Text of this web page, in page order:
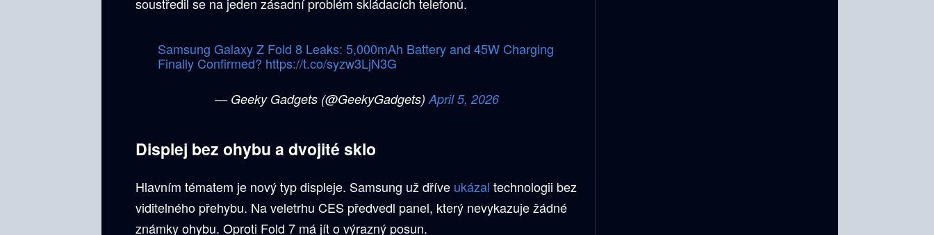
Samsung Galaxy Z Fold 8 Leaks: 5,000mAh Battery and 45W Charging
Finally Confirmed? https://t.co/syzw3LjN3G
— Geeky Gadgets (@GeekyGadgets)April 5, 2026
Displej bez ohybu a dvojité sklo
Hlavním tématem je nový typ displeje. Samsung už dříve ukázal technologii bez
viditelného přehybu. Na veletrhu CES předvedl panel, který nevykazuje žádné
známky ohybu. Oproti Fold 7 má jít o výrazný posun.